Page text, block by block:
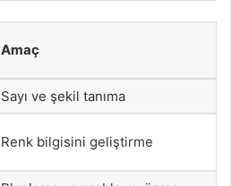
Amaç
Sayı ve şekil tanıma
Renk bilgisini geliştirme